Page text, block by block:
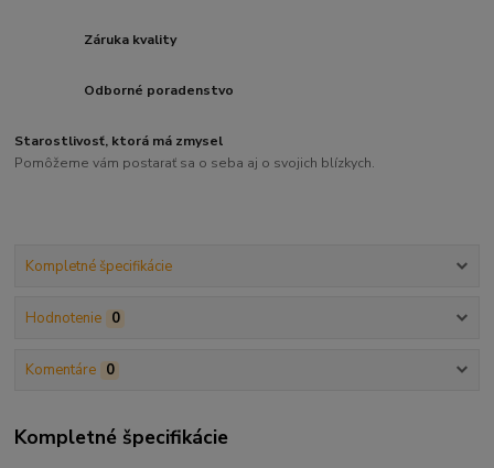
Záruka kvality
Odborné poradenstvo
Starostlivosť, ktorá má zmysel
Pomôžeme vám postarať sa o seba aj o svojich blízkych.
Kompletné špecifikácie
Hodnotenie 0
Komentáre 0
Kompletné špecifikácie